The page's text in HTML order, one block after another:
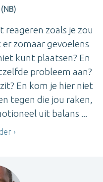
zoals je zou
zomaar gevoelens
kunt plaatsen? En
probleem aan?
En kom je hier niet
tegen die jou raken,
uit balans ...